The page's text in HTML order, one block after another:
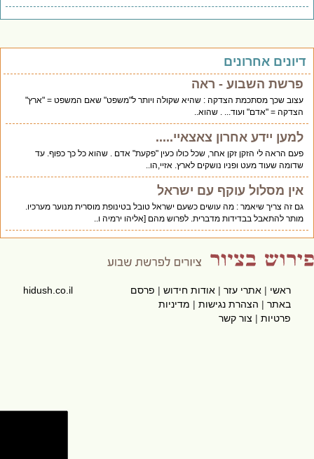
אחרונים
פרשת השבוע - ראה
עצוב שכך מסתכמת הצדקה : שהיא שקולה ויותר ל"משפט" שאם המשפט = "ארץ"
הצדקה = "אדם" ועוד... . שהוא..
למען יידע אחרון צאצאיי.....
פעם הראה לי הזקן זקן אחר, שכל כולו כעין "פקעת" אדם . שהוא כל כך כפוף. עד
שדומה שעוד מעט ופניו נושקים לארץ. אזיי,הו..
אין מסלול עוקף עם ישראל
גם זה צריך שיאמר : מה עושים כשעם ישראל טובל בטינופת מוסרית מנוער מערכיו.
מותר להתאבל בבדידות מדברית. לפרוש מהם [אליהו ירמיה ו..
ראשי|אתרי עזר|אודות חידוש|פרסם
באתר|הצהרת נגישות|מדיניות
פרטיות|צור קשר
hidush.co.il